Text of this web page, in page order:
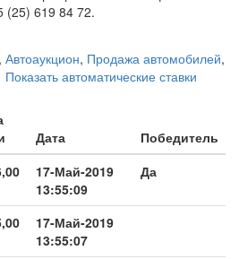
(25) 619 84 72.
, Автоаукцион, Продажа автомобилей,
Показать автоматические ставки
Дата
Победитель
17-Май-2019
13:55:09
Да
17-Май-2019
13:55:07